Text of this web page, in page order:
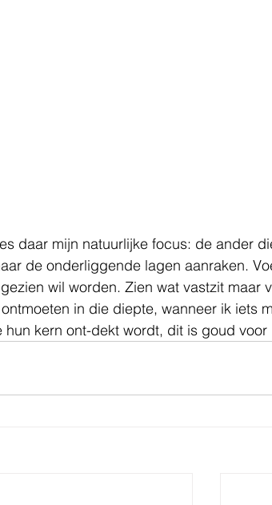
daar mijn natuurlijke focus: de ander
de onderliggende lagen aanraken.
wil worden. Zien wat vastzit maar
in die diepte, wanneer ik iets
kern ont-dekt wordt, dit is goud voor